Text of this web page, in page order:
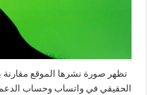
تظهر صورة نشرها الموقع
الحقيقي في واتساب وحساب